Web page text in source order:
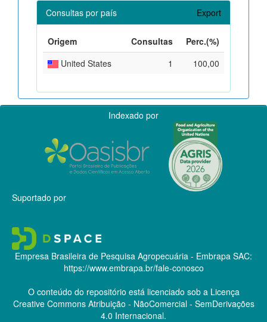
Consultas por país Export
Origem Consultas
Perc.(%)
United States
1 100,00
Indexado por
Suportado por
Empresa Brasileira de Pesquisa Agropecuária - Embrapa SAC:
https://www.embrapa.br/fale-conosco
O conteúdo do repositório está licenciado sob a Licença
Creative CommonsAtribuição - NãoComercial - SemDerivações
4.0 Internacional.